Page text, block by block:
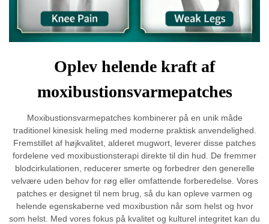
Oplev helende kraft af
moxibustionsvarmepatches
Moxibustionsvarmepatches kombinerer på en unik måde
traditionel kinesisk heling med moderne praktisk anvendelighed.
Fremstillet af højkvalitet, alderet mugwort, leverer disse patches
fordelene ved moxibustionsterapi direkte til din hud. De fremmer
blodcirkulationen, reducerer smerte og forbedrer den generelle
velvære uden behov for røg eller omfattende forberedelse. Vores
patches er designet til nem brug, så du kan opleve varmen og
helende egenskaberne ved moxibustion når som helst og hvor
som helst. Med vores fokus på kvalitet og kulturel integritet kan du